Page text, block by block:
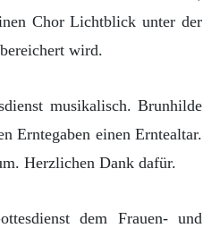
Chor Lichtblick unter der
wird.
musikalisch. Brunhilde
Erntegaben einen Erntealtar.
Herzlichen Dank dafür.
dem Frauen- und